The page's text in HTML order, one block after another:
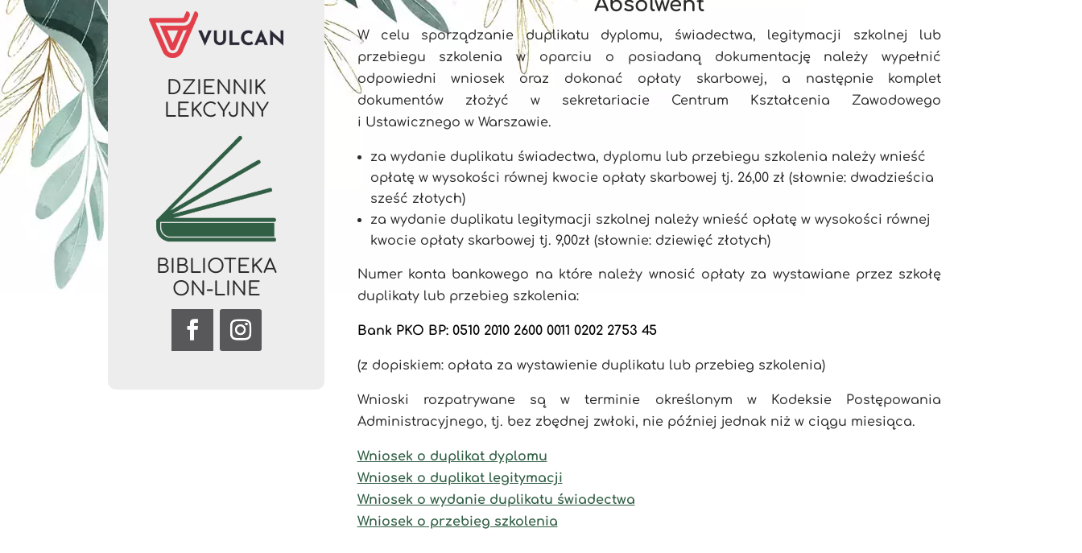
DZIENNIK
LEKCYJNY
BIBLIOTEKA
ON-LINE
W celu sporządzanie duplikatu dyplomu, świadectwa, legitymacji szkolnej lub
przebiegu szkolenia w oparciu o posiadaną dokumentację należy wypełnić
odpowiedni wniosek oraz dokonać opłaty skarbowej, a następnie komplet
dokumentów złożyć w sekretariacie Centrum Kształcenia Zawodowego
i Ustawicznego w Warszawie.
za wydanie duplikatu świadectwa, dyplomu lub przebiegu szkolenia należy wnieść
opłatę w wysokości równej kwocie opłaty skarbowej tj. 26,00 zł (słownie: dwadzieścia
sześć złotych)
za wydanie duplikatu legitymacji szkolnej należy wnieść opłatę w wysokości równej
kwocie opłaty skarbowej tj. 9,00zł (słownie: dziewięć złotych)
Numer konta bankowego na które należy wnosić opłaty za wystawiane przez szkołę
duplikaty lub przebieg szkolenia:
Bank PKO BP: 0510 2010 2600 0011 0202 2753 45
(z dopiskiem: opłata za wystawienie duplikatu lub przebieg szkolenia)
Wnioski rozpatrywane są w terminie określonym w Kodeksie Postępowania
Administracyjnego, tj. bez zbędnej zwłoki, nie później jednak niż w ciągu miesiąca.
Wniosek o duplikat dyplomu
Wniosek o duplikat legitymacji
Wniosek o wydanie duplikatu świadectwa
Wniosek o przebieg szkolenia